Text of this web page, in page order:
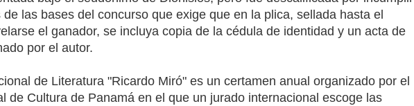
las bases del concurso que exige que en la plica, sellada hasta el
el ganador, se incluya copia de la cédula de identidad y un acta de
por el autor.
de Literatura "Ricardo Miró" es un certamen anual organizado por el
de Cultura de Panamá en el que un jurado internacional escoge las